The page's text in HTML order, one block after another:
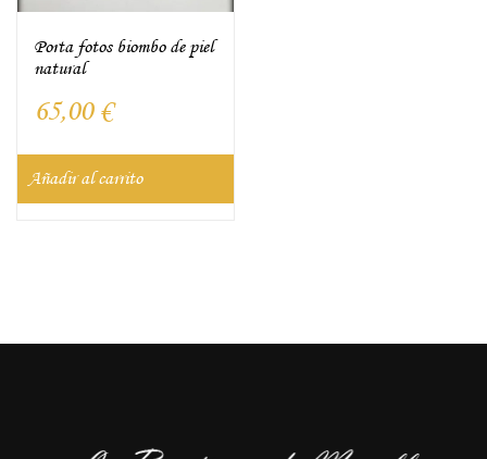
Porta fotos biombo de piel
natural
65,00 €
Añadir al carrito